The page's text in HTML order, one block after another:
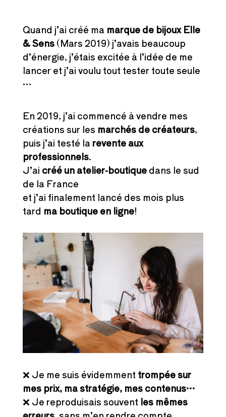
Quand j’ai créé ma marque de bijoux Elle
& Sens(Mars 2019) j’avais beaucoup
d’énergie, j’étais excitée à l’idée de me
lancer et j’ai voulu tout tester toute seule
…
En 2019, j’ai commencé à vendre mes
créations sur les marchés de créateurs,
puis j’ai testé la revente aux
professionnels.
J’ai créé un atelier-boutiquedans le sud
de la France
et j’ai finalement lancé des mois plus
tard ma boutique en ligne!
❌ Je me suis évidemment trompée sur
mes prix, ma stratégie, mes contenus…
❌ Je reproduisais souvent les mêmes